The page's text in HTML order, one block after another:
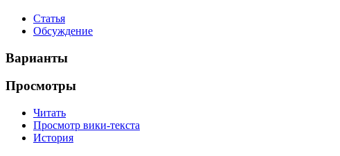
Статья
Обсуждение
Варианты
Просмотры
Читать
Просмотр вики-текста
История